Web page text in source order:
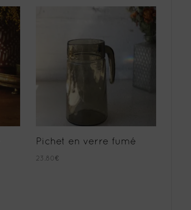
Pichet en verre fumé
23.80€